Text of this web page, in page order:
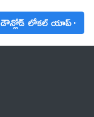
డౌన్లోడ్ లోకల్ యాప్